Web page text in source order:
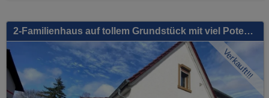
2-Familienhaus auf tollem Grundstück mit viel Potential, gr.Terrasse, Keller, 2x Garage, uvm.
Verkauft!!!